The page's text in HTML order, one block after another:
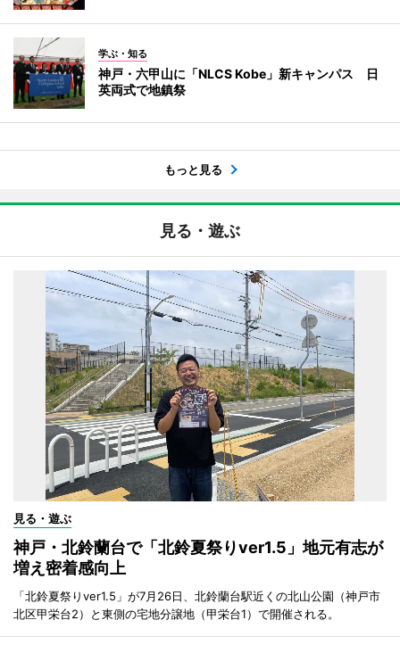
学ぶ・知る
神戸・六甲山に「NLCS Kobe」新キャンパス 日
英両式で地鎮祭
もっと見る
見る・遊ぶ
見る・遊ぶ
神戸・北鈴蘭台で「北鈴夏祭りver1.5」地元有志が
増え密着感向上
「北鈴夏祭りver1.5」が7月26日、北鈴蘭台駅近くの北山公園（神戸市
北区甲栄台2）と東側の宅地分譲地（甲栄台1）で開催される。